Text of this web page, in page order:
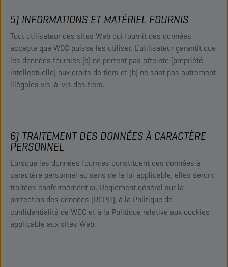
5) INFORMATIONS ET MATÉRIEL FOURNIS
Tout utilisateur des sites Web qui fournit des données
accepte que WOC puisse les utiliser. L’utilisateur garantit que
les données fournies (a) ne portent pas atteinte (propriété
intellectuelle) aux droits de tiers et (b) ne sont pas autrement
illégales vis-à-vis des tiers.
6) TRAITEMENT DES DONNÉES À CARACTÈRE
PERSONNEL
Lorsque les données fournies constituent des données à
caractère personnel au sens de la loi applicable, elles seront
traitées conformément au Règlement général sur la
protection des données (RGPD), à la Politique de
confidentialité de WOC et à la Politique relative aux cookies
applicable aux sites Web.